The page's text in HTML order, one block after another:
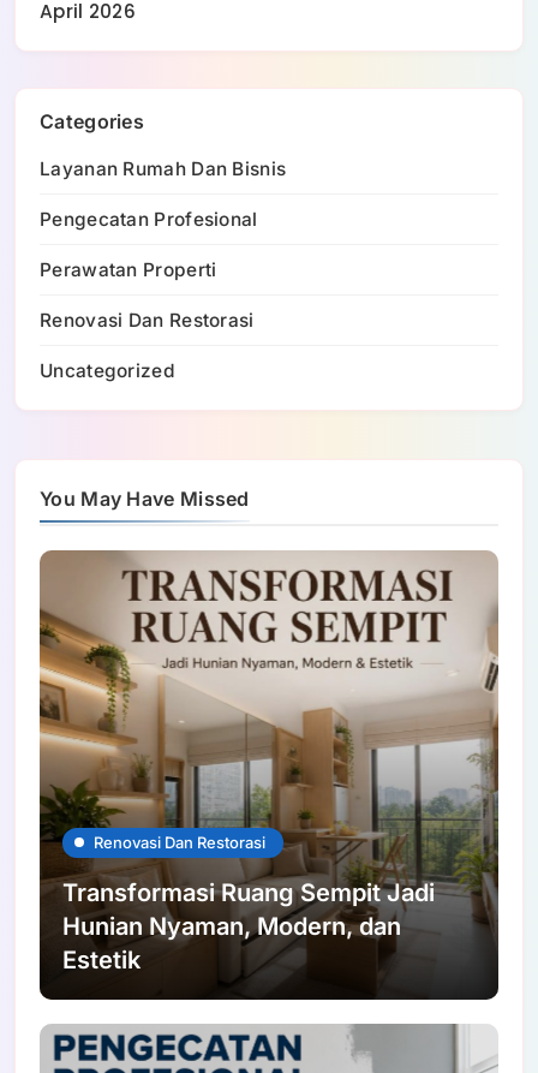
April 2026
Categories
Layanan Rumah Dan Bisnis
Pengecatan Profesional
Perawatan Properti
Renovasi Dan Restorasi
Uncategorized
You May Have Missed
Renovasi Dan Restorasi
Transformasi Ruang Sempit Jadi
Hunian Nyaman, Modern, dan
Estetik